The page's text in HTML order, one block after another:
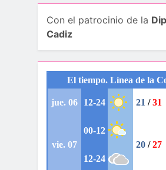
Con el patrocinio de la
Cadiz